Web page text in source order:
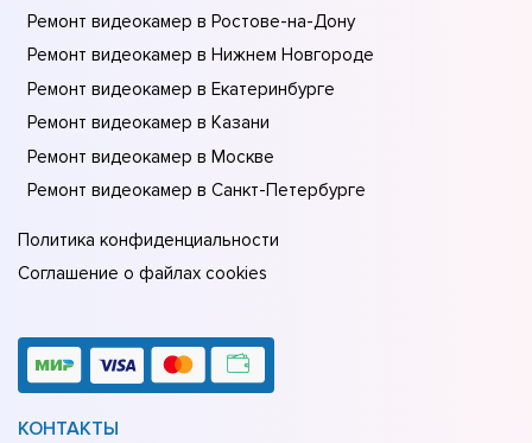
Ремонт видеокамер в Ростове-на-Донy
Ремонт видеокамер в Нижнем Новгороде
Ремонт видеокамер в Екатеринбурге
Ремонт видеокамер в Казани
Ремонт видеокамер в Москве
Ремонт видеокамер в Санкт-Петербурге
Политика конфиденциальности
Соглашение о файлах cookies
КОНТАКТЫ